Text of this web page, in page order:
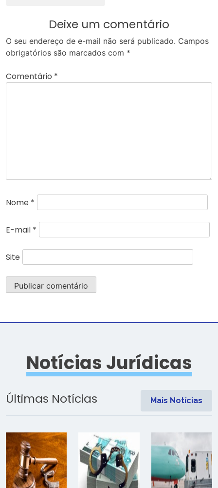
Deixe um comentário
O seu endereço de e-mail não será publicado. Campos
obrigatórios são marcados com *
Comentário *
Nome *
E-mail *
Site
Notícias Jurídicas
Últimas Notícias Mais Notícias